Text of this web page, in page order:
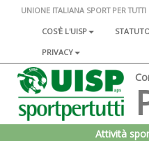
UNIONE ITALIANA SPORT PER TUTTI
COS'È L'UISP
PRIVACY
Attività